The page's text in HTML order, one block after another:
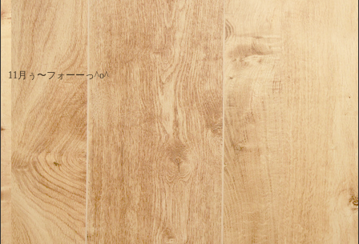
11月ぅ〜フォーーっ^o^